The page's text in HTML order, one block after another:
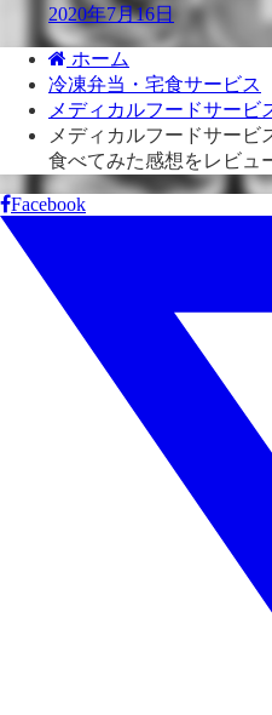
2020年7月16日
ホーム
冷凍弁当・宅食サービス
メディカルフードサービ
メディカルフードサービ
食べてみた感想をレビュ
Facebook